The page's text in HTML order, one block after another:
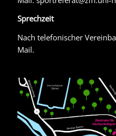
Sprechzeit
Nach telefonischer
Mail.